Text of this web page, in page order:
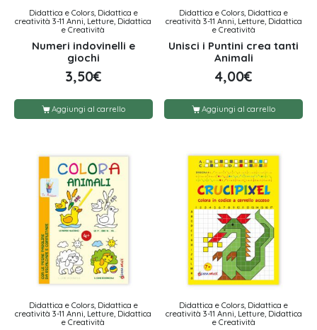
Didattica e Colors, Didattica e
creatività 3-11 Anni, Letture, Didattica
e Creatività
Numeri indovinelli e
giochi
3,50€
Aggiungi al carrello
Didattica e Colors, Didattica e
creatività 3-11 Anni, Letture, Didattica
e Creatività
Unisci i Puntini crea tanti
Animali
4,00€
Aggiungi al carrello
Didattica e Colors, Didattica e
creatività 3-11 Anni, Letture, Didattica
e Creatività
Didattica e Colors, Didattica e
creatività 3-11 Anni, Letture, Didattica
e Creatività